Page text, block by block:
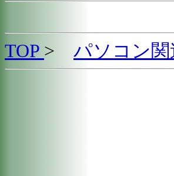
TOP > パソコン関